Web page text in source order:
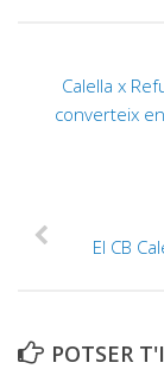
Calella x
converteix
El CB
POTSER